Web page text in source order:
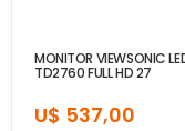
MONITOR VIEWSONIC
TD2760 FULL HD 27
U$ 537,00